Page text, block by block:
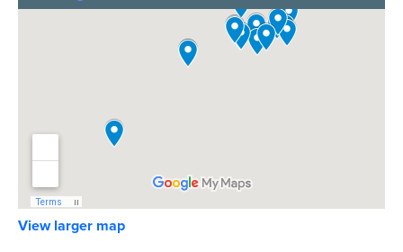
View larger map